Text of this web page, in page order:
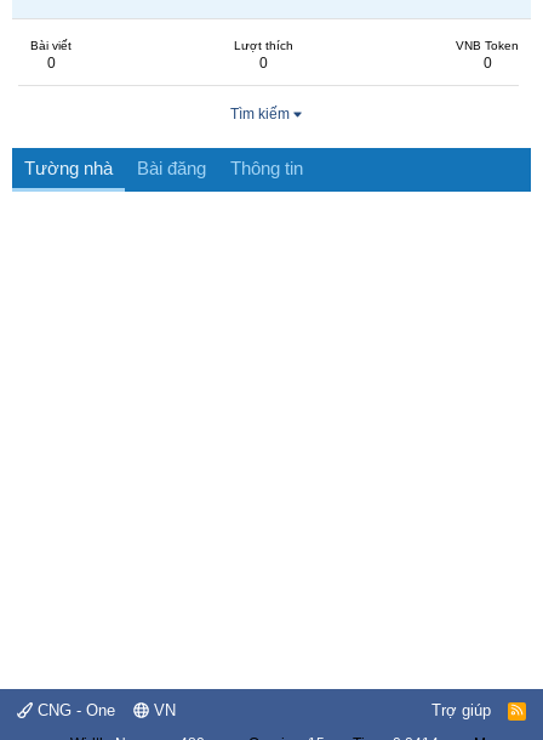
Bài viết
0
Lượt thích
0
VNB Token
0
Tìm kiếm
Tường nhà Bài đăng Thông tin
CNG - One VN Trợ giúp
R